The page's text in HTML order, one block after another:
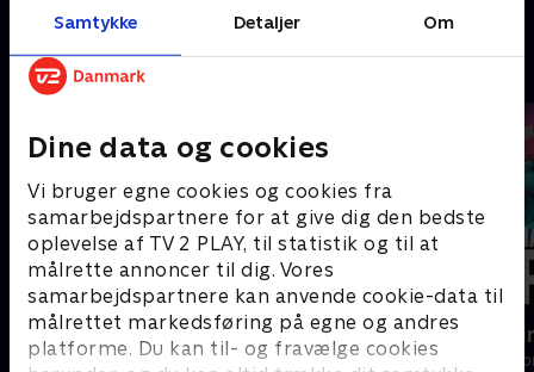
Samtykke Detaljer Om
Dine data og cookies
Vi bruger egne cookies og cookies fra
samarbejdspartnere for at give dig den bedste
oplevelse af TV 2 PLAY, til statistik og til at
målrette annoncer til dig. Vores
samarbejdspartnere kan anvende cookie-data til
målrettet markedsføring på egne og andres
platforme. Du kan til- og fravælge cookies
vidner mod et kartel.
Andre så også
Efterforskningen
Drama • 1 sæsoner
Happy
Drama • 1